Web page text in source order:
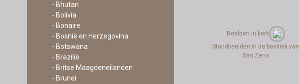
- Bhutan
- Bolivia
- Bonaire
- Bosnië en Herzegovina
- Botswana
- Brazilië
- Britse Maagdeneilanden
- Brunei
Beelden in kerk
Standbeelden in de basiliek van
San Zeno